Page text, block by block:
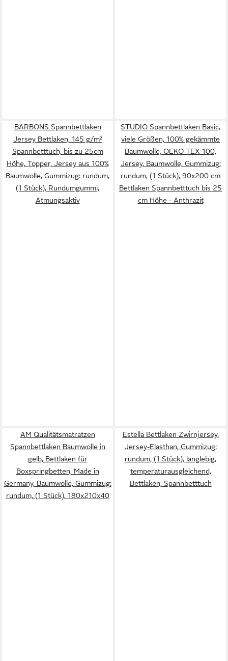
BARBONS Spannbettlaken
Jersey Bettlaken, 145 g/m²
Spannbetttuch, bis zu 25cm
Höhe, Topper, Jersey aus 100%
Baumwolle, Gummizug: rundum,
(1 Stück), Rundumgummi,
Atmungsaktiv
STUDIO Spannbettlaken Basic,
viele Größen, 100% gekämmte
Baumwolle, OEKO-TEX 100,
Jersey, Baumwolle, Gummizug:
rundum, (1 Stück), 90x200 cm
Bettlaken Spannbetttuch bis 25
cm Höhe - Anthrazit
AM Qualitätsmatratzen
Spannbettlaken Baumwolle in
gelb, Bettlaken für
Boxspringbetten, Made in
Germany, Baumwolle, Gummizug:
rundum, (1 Stück), 180x210x40
Estella Bettlaken Zwirnjersey,
Jersey-Elasthan, Gummizug:
rundum, (1 Stück), langlebig,
temperaturausgleichend,
Bettlaken, Spannbetttuch